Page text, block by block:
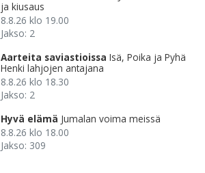
ja kiusaus
8.8.26 klo 19.00
Jakso: 2
Aarteita saviastioissa Isä, Poika ja Pyhä
Henki lahjojen antajana
8.8.26 klo 18.30
Jakso: 2
Hyvä elämä Jumalan voima meissä
8.8.26 klo 18.00
Jakso: 309